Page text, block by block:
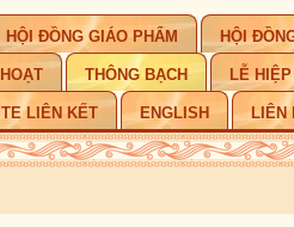
HỘI ĐỒNG GIÁO PHẨM HỘI
THÔNG BẠCH LỄ
LIÊN KẾT ENGLISH LIÊN